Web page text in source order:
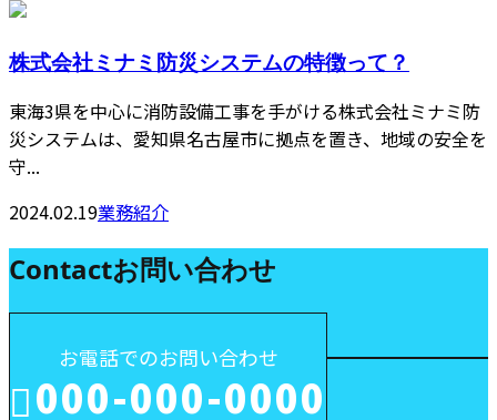
株式会社ミナミ防災システムの特徴って？
東海3県を中心に消防設備工事を手がける株式会社ミナミ防
災システムは、愛知県名古屋市に拠点を置き、地域の安全を
守...
2024.02.19業務紹介
Contactお問い合わせ
お電話でのお問い合わせ
000-000-0000